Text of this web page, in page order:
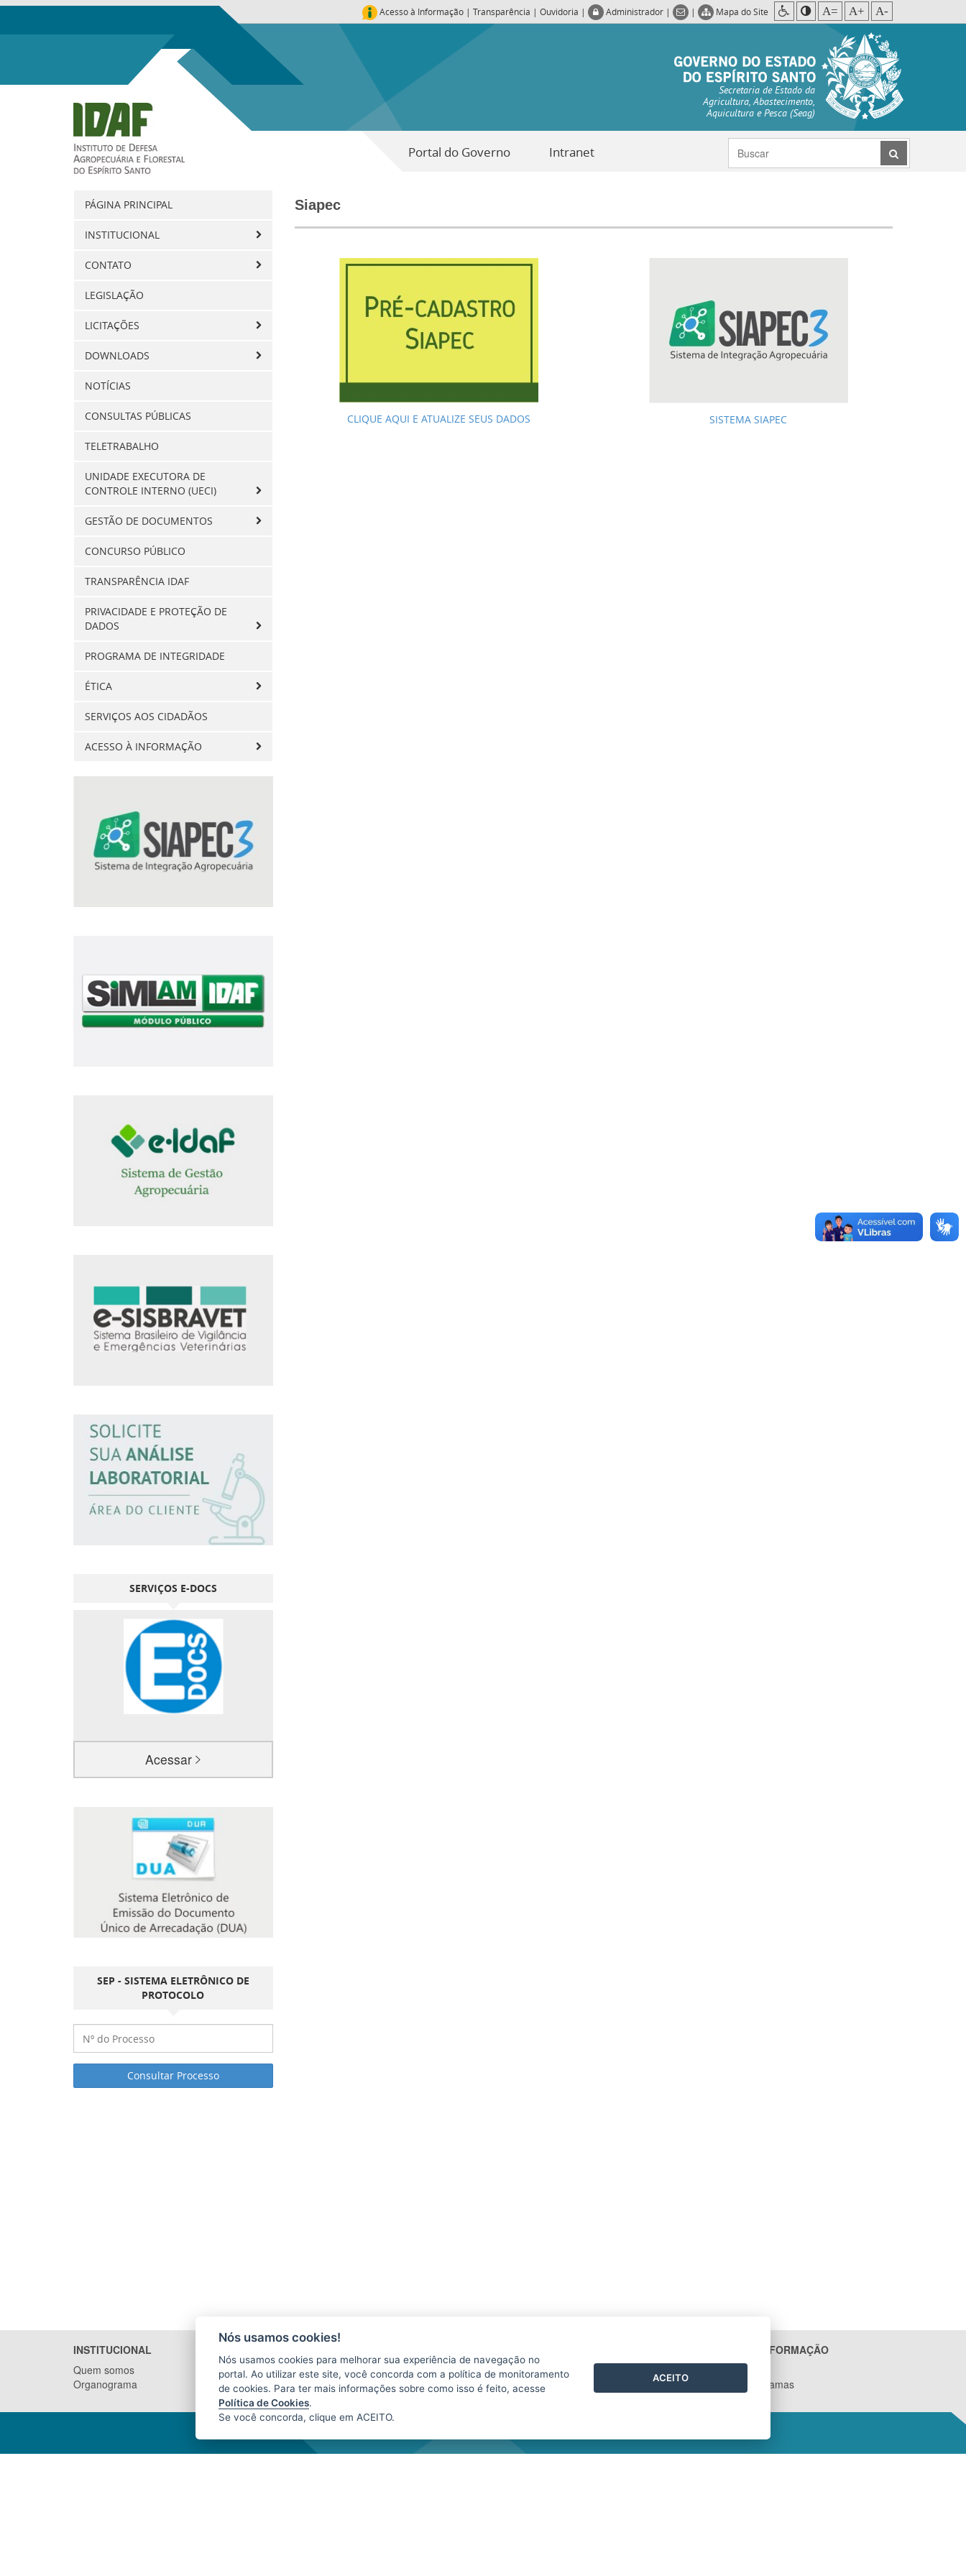
Acesso à Informação | Transparência | Ouvidoria | Administrador | | Mapa do Site A= A+ A-
Secretaria de Estado da
Agricultura, Abastecimento,
Aquicultura e Pesca (Seag)
Portal do Governo Intranet
PÁGINA PRINCIPAL
INSTITUCIONAL
CONTATO
LEGISLAÇÃO
LICITAÇÕES
DOWNLOADS
NOTÍCIAS
CONSULTAS PÚBLICAS
TELETRABALHO
UNIDADE EXECUTORA DE
CONTROLE INTERNO (UECI)
GESTÃO DE DOCUMENTOS
CONCURSO PÚBLICO
TRANSPARÊNCIA IDAF
PRIVACIDADE E PROTEÇÃO DE
DADOS
PROGRAMA DE INTEGRIDADE
ÉTICA
SERVIÇOS AOS CIDADÃOS
ACESSO À INFORMAÇÃO
SERVIÇOS E-DOCS
Acessar
SEP - SISTEMA ELETRÔNICO DE
PROTOCOLO
Consultar Processo
Siapec
CLIQUE AQUI E ATUALIZE SEUS DADOS SISTEMA SIAPEC
INSTITUCIONAL
Quem somos
Organograma
VÍDEOS
ACESSO À INFORMAÇÃO
Contratos
Ações e Programas
Nós usamos cookies!
Nós usamos cookies para melhorar sua experiência de navegação no
portal. Ao utilizar este site, você concorda com a política de monitoramento
de cookies. Para ter mais informações sobre como isso é feito, acesse
Política de Cookies.
Se você concorda, clique em ACEITO.
ACEITO